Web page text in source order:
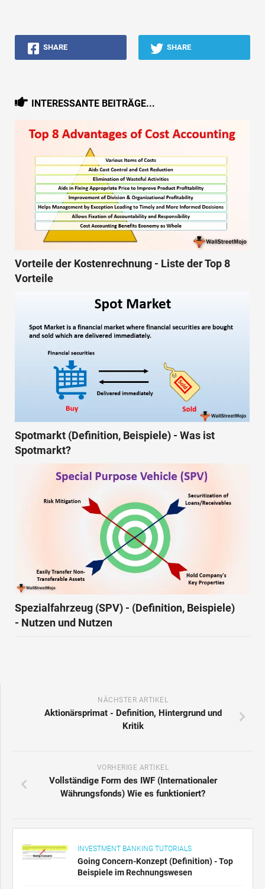
SHARE SHARE
INTERESSANTE BEITRÄGE...
Vorteile der Kostenrechnung - Liste der Top 8
Vorteile
Spotmarkt (Definition, Beispiele) - Was ist
Spotmarkt?
Spezialfahrzeug (SPV) - (Definition, Beispiele)
- Nutzen und Nutzen
NÄCHSTER ARTIKEL
Aktionärsprimat - Definition, Hintergrund und
Kritik
VORHERIGE ARTIKEL
Vollständige Form des IWF (Internationaler
Währungsfonds) Wie es funktioniert?
INVESTMENT BANKING TUTORIALS
Going Concern-Konzept (Definition) - Top
Beispiele im Rechnungswesen